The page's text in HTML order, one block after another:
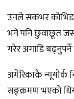
उनले सकभर कोभिड
भने पनि छुवाछूत
गरेर अगाडि
अमेरिकाकै न्यूयोर्क
सङ्क्रमण भएको